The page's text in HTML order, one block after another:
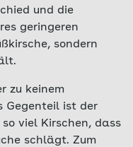
und die
geringeren
sondern
zu keinem
Gegenteil ist der
viel Kirschen, dass
schlägt. Zum